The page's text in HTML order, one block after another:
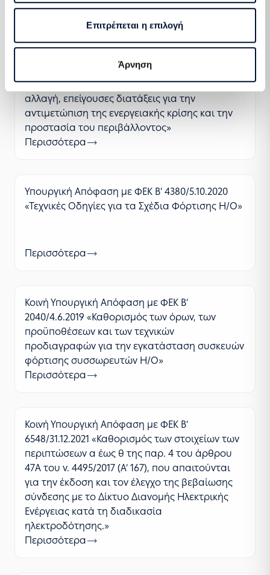
Επιτρέπεται η επιλογή
Άρνηση
Περισσότερα
Κλιματικός Νόμος - Μετάβαση στην κλιματική
ουδετερότητα και προσαρμογή στην κλιματική
αλλαγή, επείγουσες διατάξεις για την
αντιμετώπιση της ενεργειακής κρίσης και την
προστασία του περιβάλλοντος»
Περισσότερα
Υπουργική Απόφαση με ΦΕΚ Β’ 4380/5.10.2020
«Τεχνικές Οδηγίες για τα Σχέδια Φόρτισης Η/Ο»
Περισσότερα
Κοινή Υπουργική Απόφαση με ΦΕΚ Β’
2040/4.6.2019 «Καθορισμός των όρων, των
προϋποθέσεων και των τεχνικών
προδιαγραφών για την εγκατάσταση συσκευών
φόρτισης συσσωρευτών Η/Ο»
Περισσότερα
Κοινή Υπουργική Απόφαση με ΦΕΚ Β’
6548/31.12.2021 «Καθορισμός των στοιχείων των
περιπτώσεων α έως θ της παρ. 4 του άρθρου
47Α του ν. 4495/2017 (Α’ 167), που απαιτούνται
για την έκδοση και τον έλεγχο της βεβαίωσης
σύνδεσης με το Δίκτυο Διανομής Ηλεκτρικής
Ενέργειας κατά τη διαδικασία
ηλεκτροδότησης.»
Περισσότερα